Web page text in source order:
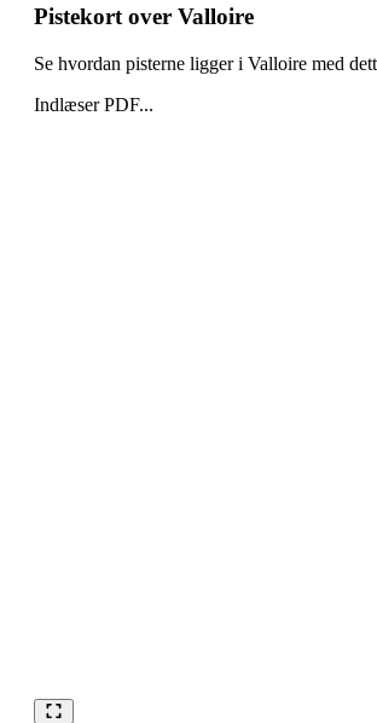
Pistekort over Valloire
Se hvordan pisterne ligger i Valloire med
Indlæser PDF...